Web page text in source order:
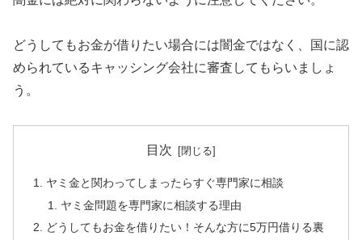
どうしてもお金が借りたい場合には闇金ではなく、国に認
められているキャッシング会社に審査してもらいましょ
う。
目次
ヤミ金と関わってしまったらすぐ専門家に相談
ヤミ金問題を専門家に相談する理由
どうしてもお金を借りたい！そんな方に5万円借りる裏